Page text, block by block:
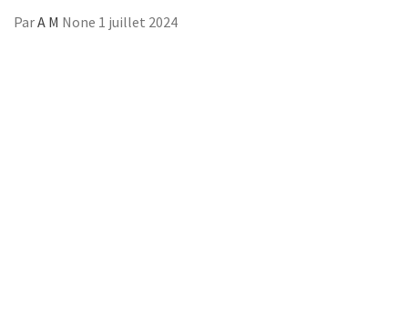
ParA M None 1 juillet 2024